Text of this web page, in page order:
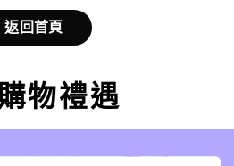
返回首頁
物禮遇